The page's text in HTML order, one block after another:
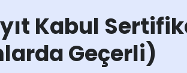
Kabul
Geçerli)